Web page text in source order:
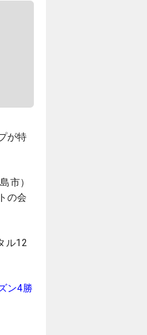
が特
市）
の会
ル12
ン4勝